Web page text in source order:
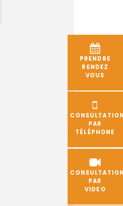
PRENDRE
RENDEZ
VOUS
PAR
TÉLÉPHONE
PAR
VIDEO